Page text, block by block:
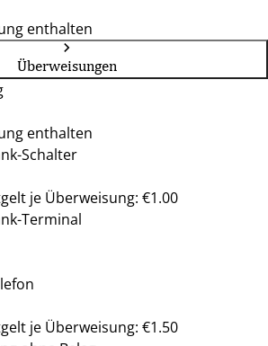
enthalten
Überweisungen
enthalten
Schalter
je Überweisung: €1.00
Terminal
je Überweisung: €1.50